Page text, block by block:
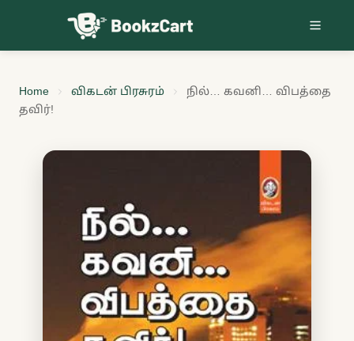
Skip to content
Home விகடன் பிரசுரம்
நில்… கவனி… விபத்தை
தவிர்!